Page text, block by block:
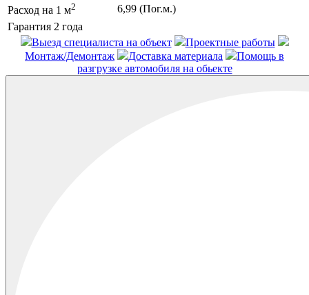
Расход на 1 м2
6,99 (Пог.м.)
Гарантия 2 года
Выезд специалиста на объект
Проектные работы
Монтаж/Демонтаж
Доставка материала
Помощь в
разгрузке автомобиля на обьекте